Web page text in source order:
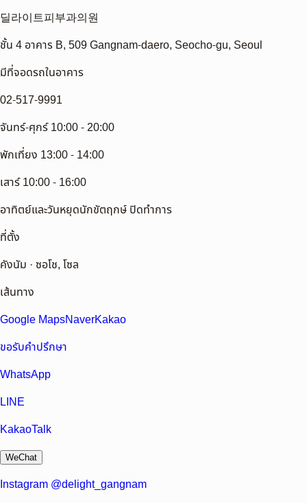
딜라이트피부과의원
ชั้น 4 อาคาร B, 509 Gangnam-daero, Seocho-gu, Seoul
มีที่จอดรถในอาคาร
02-517-9991
จันทร์-ศุกร์ 10:00 - 20:00
พักเที่ยง 13:00 - 14:00
เสาร์ 10:00 - 16:00
อาทิตย์และวันหยุดนักขัตฤกษ์ ปิดทำการ
ที่ตั้ง
คังนัม · ซอโช, โซล
เส้นทาง
Google MapsNaverKakao
ขอรับคำปรึกษา
WhatsApp
LINE
KakaoTalk
WeChat
Instagram @delight_gangnam